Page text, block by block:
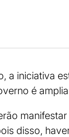
a iniciativa
é
disso,